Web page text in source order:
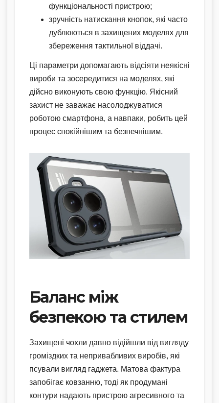
функціональності пристрою;
зручність натискання кнопок, які часто
дублюються в захищених моделях для
збереження тактильної віддачі.
Ці параметри допомагають відсіяти неякісні
вироби та зосередитися на моделях, які
дійсно виконують свою функцію. Якісний
захист не заважає насолоджуватися
роботою смартфона, а навпаки, робить цей
процес спокійнішим та безпечнішим.
Баланс між
безпекою та стилем
Захищені чохли давно відійшли від вигляду
громіздких та непривабливих виробів, які
псували вигляд гаджета. Матова фактура
запобігає ковзанню, тоді як продумані
контури надають пристрою агресивного та